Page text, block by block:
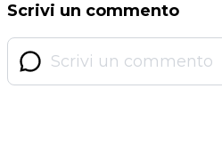
Scrivi un commento